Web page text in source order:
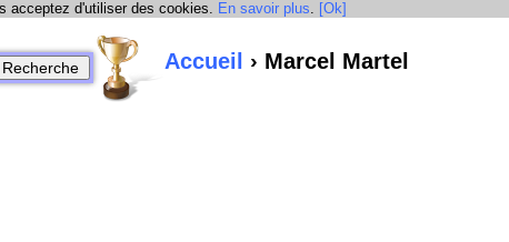
acceptez d'utiliser des cookies. En savoir plus. [Ok]
Accueil › Marcel Martel